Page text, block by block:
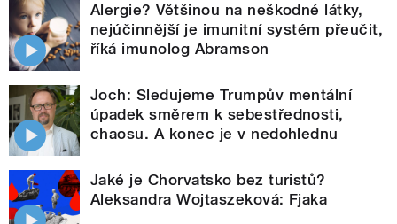
Alergie? Většinou na neškodné látky,
nejúčinnější je imunitní systém přeučit,
říká imunolog Abramson
Joch: Sledujeme Trumpův mentální
úpadek směrem k sebestřednosti,
chaosu. A konec je v nedohlednu
Jaké je Chorvatsko bez turistů?
Aleksandra Wojtaszeková: Fjaka